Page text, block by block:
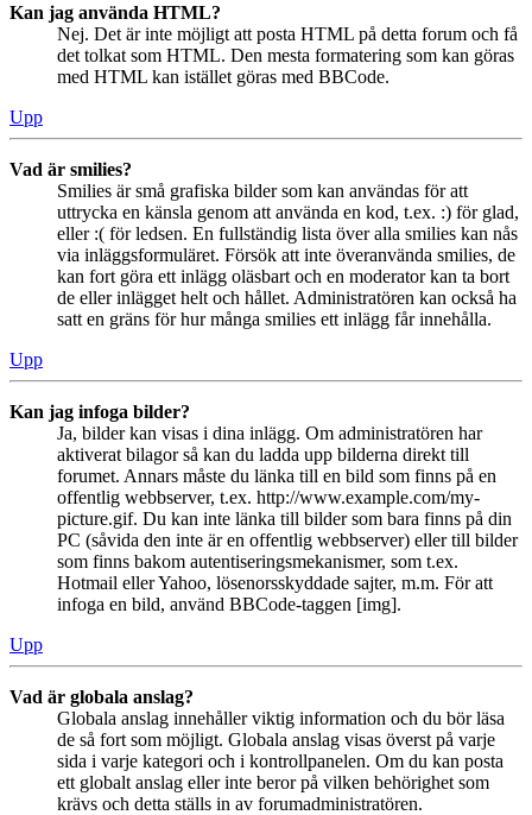
Kan jag använda HTML?
Nej. Det är inte möjligt att posta HTML på detta forum och få
det tolkat som HTML. Den mesta formatering som kan göras
med HTML kan istället göras med BBCode.
Upp
Vad är smilies?
Smilies är små grafiska bilder som kan användas för att
uttrycka en känsla genom att använda en kod, t.ex. :) för glad,
eller :( för ledsen. En fullständig lista över alla smilies kan nås
via inläggsformuläret. Försök att inte överanvända smilies, de
kan fort göra ett inlägg oläsbart och en moderator kan ta bort
de eller inlägget helt och hållet. Administratören kan också ha
satt en gräns för hur många smilies ett inlägg får innehålla.
Upp
Kan jag infoga bilder?
Ja, bilder kan visas i dina inlägg. Om administratören har
aktiverat bilagor så kan du ladda upp bilderna direkt till
forumet. Annars måste du länka till en bild som finns på en
offentlig webbserver, t.ex. http://www.example.com/my-
picture.gif. Du kan inte länka till bilder som bara finns på din
PC (såvida den inte är en offentlig webbserver) eller till bilder
som finns bakom autentiseringsmekanismer, som t.ex.
Hotmail eller Yahoo, lösenorsskyddade sajter, m.m. För att
infoga en bild, använd BBCode-taggen [img].
Upp
Vad är globala anslag?
Globala anslag innehåller viktig information och du bör läsa
de så fort som möjligt. Globala anslag visas överst på varje
sida i varje kategori och i kontrollpanelen. Om du kan posta
ett globalt anslag eller inte beror på vilken behörighet som
krävs och detta ställs in av forumadministratören.